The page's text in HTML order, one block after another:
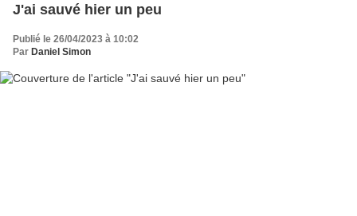
J'ai sauvé hier un peu
Publié le 26/04/2023 à 10:02
Par Daniel Simon